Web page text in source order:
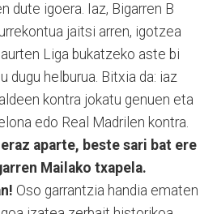
dute igoera. Iaz, Bigarren B
jaitsi arren, igotzea
Liga bukatzeko aste bi
dugu helburua. Bitxia da: iaz
kontra jokatu genuen eta
edo Real Madrilen kontra.
aparte, beste sari bat ere
Mailako txapela.
Oso garrantzia handia ematen